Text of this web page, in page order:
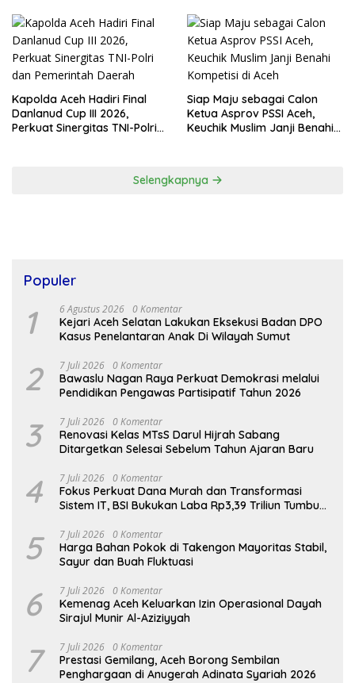
Kapolda Aceh Hadiri Final
Danlanud Cup III 2026,
Perkuat Sinergitas TNI-Polri
Siap Maju sebagai Calon
Ketua Asprov PSSI Aceh,
Keuchik Muslim Janji Benahi
Selengkapnya
Populer
1 6 Agustus 2026 0 Komentar
Kejari Aceh Selatan Lakukan Eksekusi Badan DPO
Kasus Penelantaran Anak Di Wilayah Sumut
2 7 Juli 2026 0 Komentar
Bawaslu Nagan Raya Perkuat Demokrasi melalui
Pendidikan Pengawas Partisipatif Tahun 2026
3 7 Juli 2026 0 Komentar
Renovasi Kelas MTsS Darul Hijrah Sabang
Ditargetkan Selesai Sebelum Tahun Ajaran Baru
4 7 Juli 2026 0 Komentar
Fokus Perkuat Dana Murah dan Transformasi
Sistem IT, BSI Bukukan Laba Rp3,39 Triliun Tumbuh
5 7 Juli 2026 0 Komentar
Harga Bahan Pokok di Takengon Mayoritas Stabil,
Sayur dan Buah Fluktuasi
6 7 Juli 2026 0 Komentar
Kemenag Aceh Keluarkan Izin Operasional Dayah
Sirajul Munir Al-Aziziyyah
7 7 Juli 2026 0 Komentar
Prestasi Gemilang, Aceh Borong Sembilan
Penghargaan di Anugerah Adinata Syariah 2026